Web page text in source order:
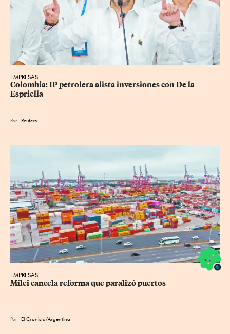
EMPRESAS
Colombia: IP petrolera alista inversiones con De la
Espriella
Por Reuters
EMPRESAS
Milei cancela reforma que paralizó puertos
Por El Cronista/Argentina